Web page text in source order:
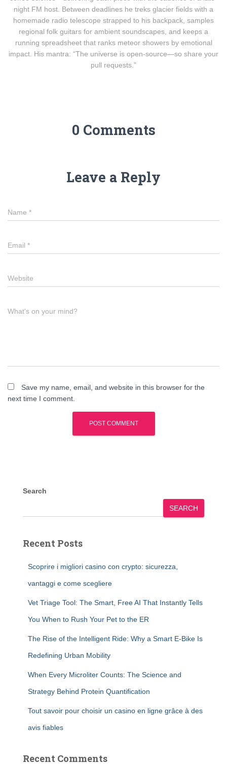
night FM host. Between deadlines he treks glacier fields with a
homemade radio telescope strapped to his backpack, samples
regional folk guitars for ambient soundscapes, and keeps a
running spreadsheet that ranks meteor showers by emotional
impact. His mantra: “The universe is open-source—so share your
pull requests.”
0 Comments
Leave a Reply
Name *
Email *
Website
What's on your mind?
Save my name, email, and website in this browser for the
next time I comment.
Search
SEARCH
Recent Posts
Scoprire i migliori casino con crypto: sicurezza,
vantaggi e come scegliere
Vet Triage Tool: The Smart, Free AI That Instantly Tells
You When to Rush Your Pet to the ER
The Rise of the Intelligent Ride: Why a Smart E-Bike Is
Redefining Urban Mobility
When Every Microliter Counts: The Science and
Strategy Behind Protein Quantification
Tout savoir pour choisir un casino en ligne grâce à des
avis fiables
Recent Comments